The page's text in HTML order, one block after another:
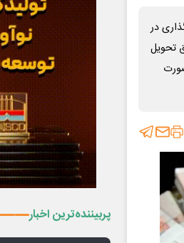
در
تحویل
پربیننده‌ترین اخبار